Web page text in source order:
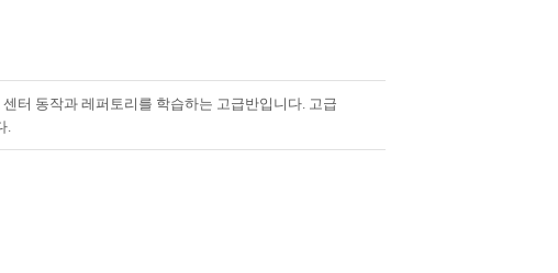
센터 동작과 레퍼토리를 학습하는 고급반입니다. 고급
.